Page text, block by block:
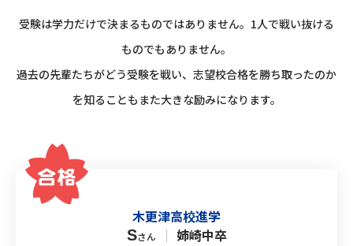
受験は学力だけで決まるものではありません。1人で戦い抜ける
ものでもありません。
過去の先輩たちがどう受験を戦い、志望校合格を勝ち取ったのか
を知ることもまた大きな励みになります。
木更津高校進学
Sさん ｜ 姉崎中卒